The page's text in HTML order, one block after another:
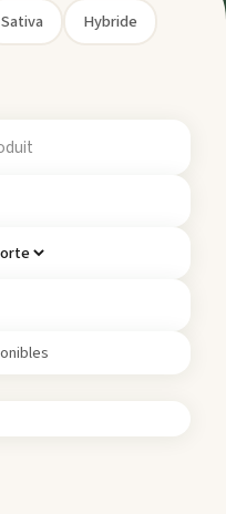
Sativa Hybride